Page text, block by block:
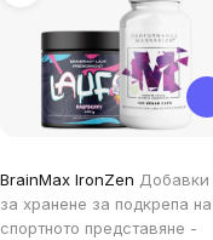
BrainMax IronZen Добавки
за хранене за подкрепа на
спортното представяне -